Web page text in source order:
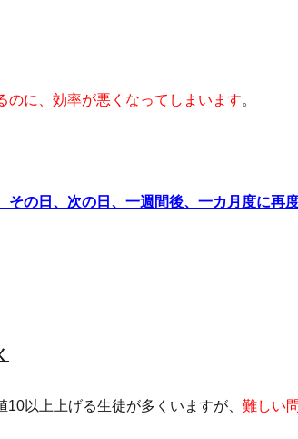
のに、効率が悪くなってしまいます。
その日、次の日、一週間後、一カ月度に再
以上上げる生徒が多くいますが、 難しい